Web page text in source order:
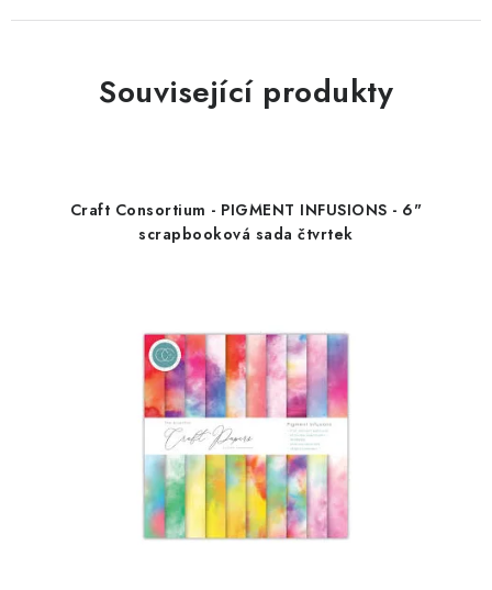
Související produkty
Craft Consortium - PIGMENT INFUSIONS - 6"
scrapbooková sada čtvrtek